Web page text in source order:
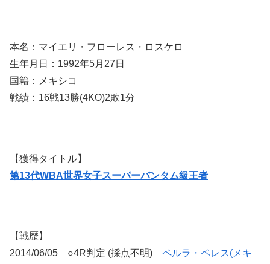
本名：マイエリ・フローレス・ロスケロ
生年月日：1992年5月27日
国籍：メキシコ
戦績：16戦13勝(4KO)2敗1分
【獲得タイトル】
第13代WBA世界女子スーパーバンタム級王者
【戦歴】
2014/06/05 ○4R判定 (採点不明) ペルラ・ペレス(メキ